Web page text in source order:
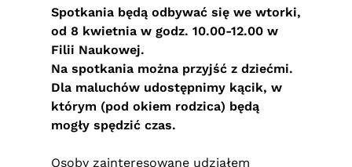
Spotkania będą odbywać się we wtorki,
od 8 kwietnia w godz. 10.00-12.00 w
Filii Naukowej.
Na spotkania można przyjść z dziećmi.
Dla maluchów udostępnimy kącik, w
którym (pod okiem rodzica) będą
mogły spędzić czas.
Osoby zainteresowane udziałem